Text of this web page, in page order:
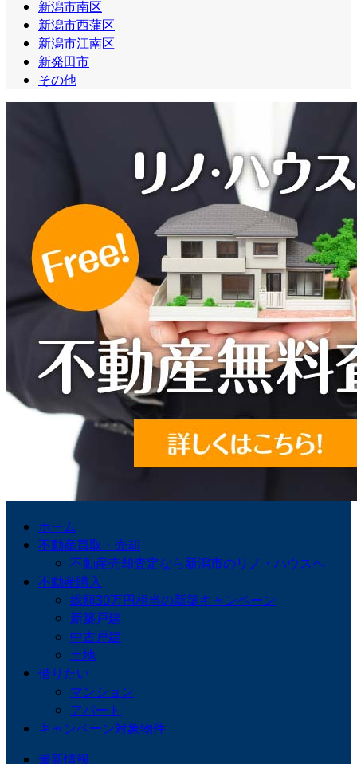
新潟市南区
新潟市西蒲区
新潟市江南区
新発田市
その他
ホーム
不動産買取・売却
不動産売却査定なら新潟市のリノ・ハウスへ
不動産購入
総額30万円相当の新築キャンペーン
新築戸建
中古戸建
土地
借りたい
マンション
アパート
キャンペーン対象物件
最新情報